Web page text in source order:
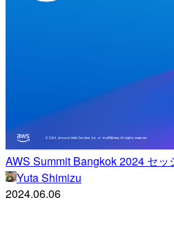
AWS Summit Bangkok 2024 セ
Yuta Shimizu
2024.06.06